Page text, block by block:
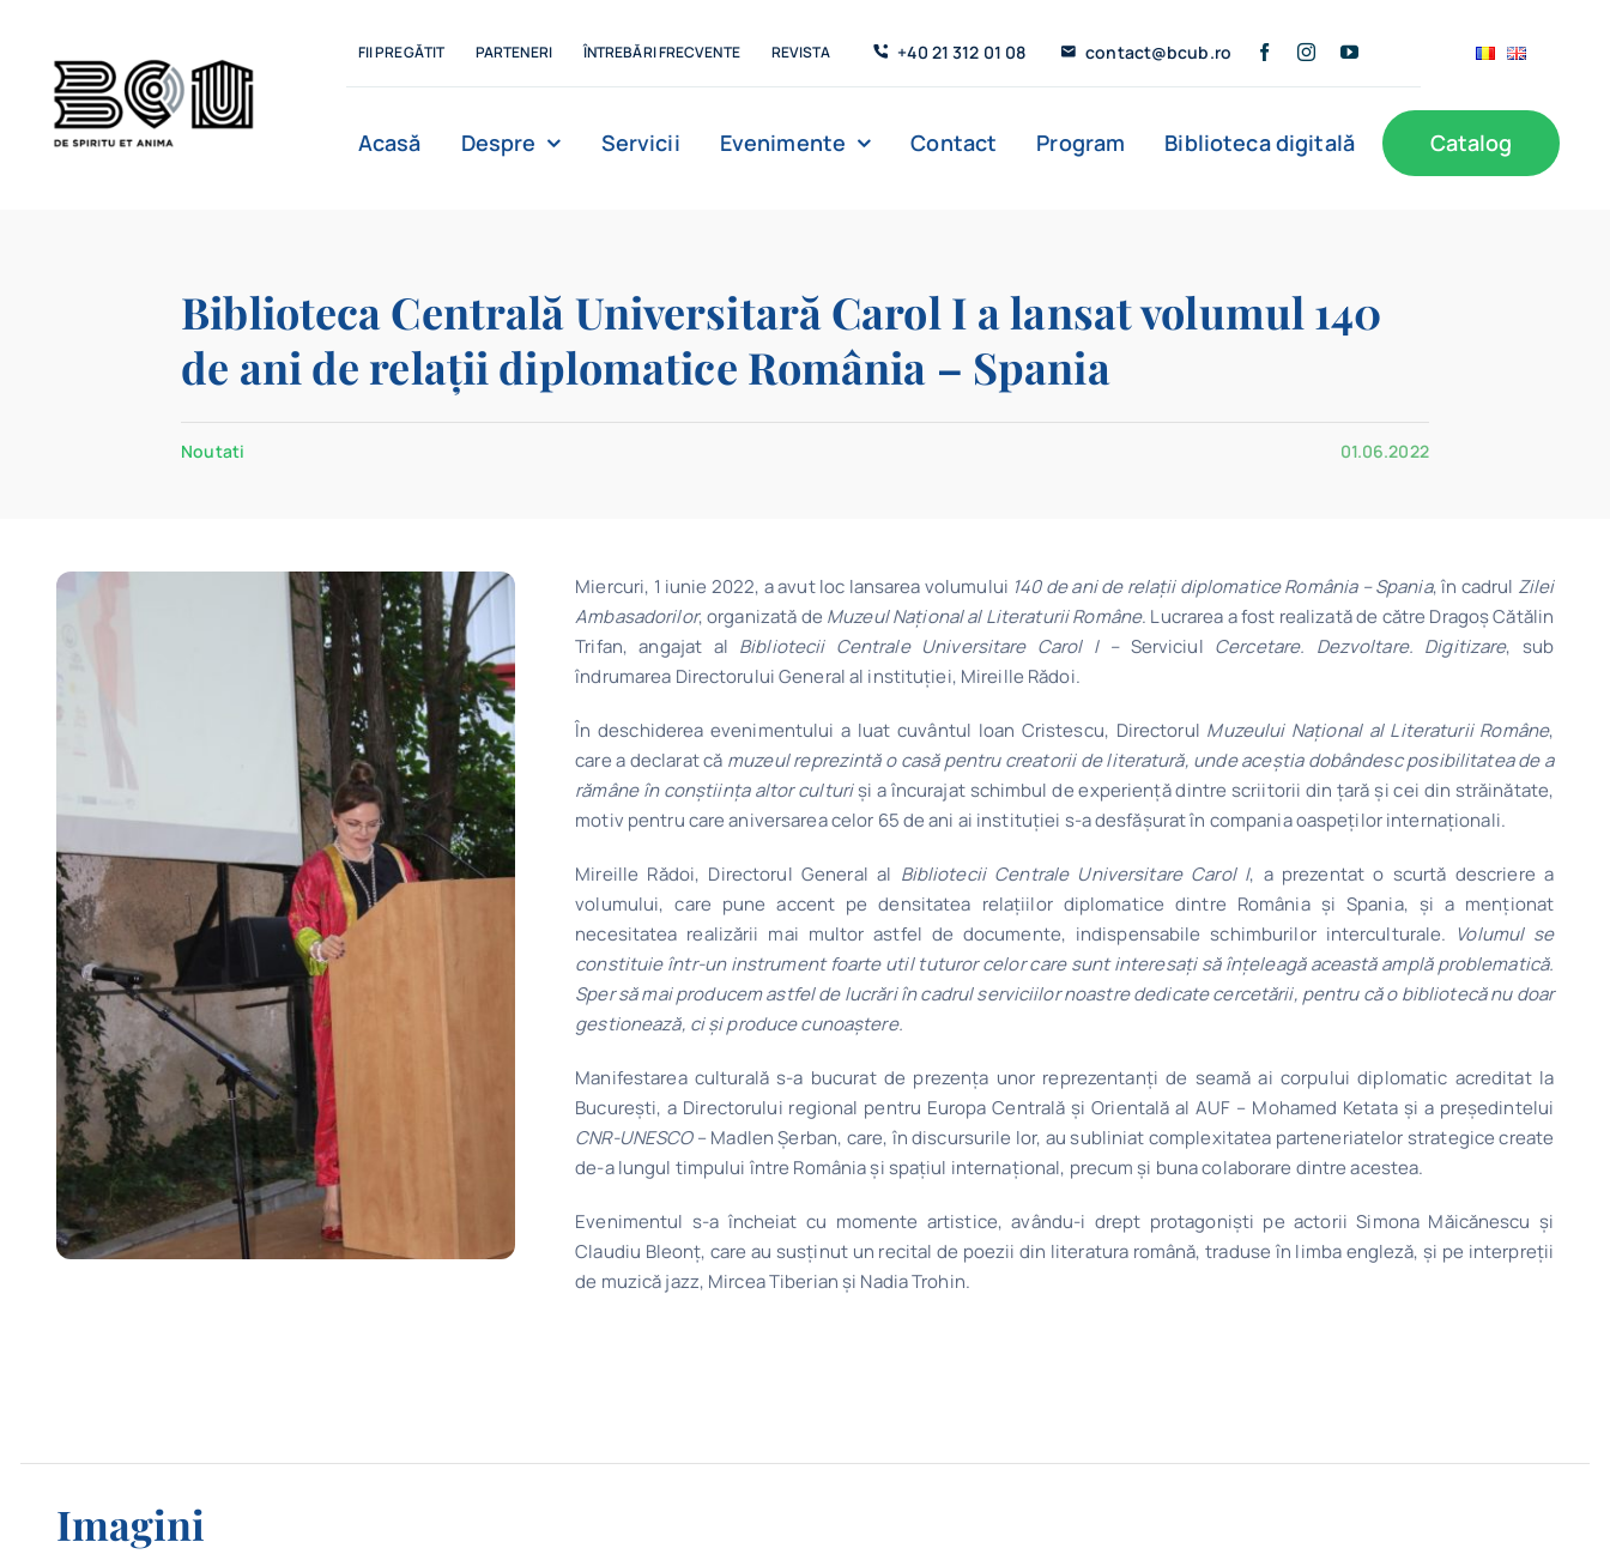
content
FII PREGĂTIT PARTENERI ÎNTREBĂRI FRECVENTE REVISTA +40 21 312 01 08 contact@bcub.ro
Acasă Despre
Departamente
Servicii Evenimente Contact Program Biblioteca digitală Catalog
Biblioteca Centrală Universitară Carol I a lansat volumul 140
de ani de relații diplomatice România – Spania
Noutati 01.06.2022
Miercuri, 1 iunie 2022, a avut loc lansarea volumului 140 de ani de relații diplomatice România – Spania, în cadrul Zilei
Ambasadorilor, organizată de Muzeul Național al Literaturii Române. Lucrarea a fost realizată de către Dragoș Cătălin
Trifan, angajat al Bibliotecii Centrale Universitare Carol I –Serviciul Cercetare. Dezvoltare. Digitizare, sub
îndrumarea Directorului General al instituției, Mireille Rădoi.
În deschiderea evenimentului a luat cuvântul Ioan Cristescu, Directorul Muzeului Național al Literaturii Române,
care a declarat că muzeul reprezintă o casă pentru creatorii de literatură, unde aceștia dobândesc posibilitatea de a
rămâne în conștiința altor culturiși a încurajat schimbul de experiență dintre scriitorii din țară și cei din străinătate,
motiv pentru care aniversarea celor 65 de ani ai instituției s-a desfășurat în compania oaspeților internaționali.
Mireille Rădoi, Directorul General al Bibliotecii Centrale Universitare Carol I, a prezentat o scurtă descriere a
volumului, care pune accent pe densitatea relațiilor diplomatice dintre România și Spania, și a menționat
necesitatea realizării mai multor astfel de documente, indispensabile schimburilor interculturale. Volumul se
constituie într-un instrument foarte util tuturor celor care sunt interesați să înțeleagă această amplă problematică.
Sper să mai producem astfel de lucrări în cadrul serviciilor noastre dedicate cercetării, pentru că o bibliotecă nu doar
gestionează, ci și produce cunoaștere.
Manifestarea culturală s-a bucurat de prezența unor reprezentanți de seamă ai corpului diplomatic acreditat la
București, a Directorului regional pentru Europa Centrală și Orientală al AUF – Mohamed Ketata și a președintelui
CNR-UNESCO– Madlen Șerban, care, în discursurile lor, au subliniat complexitatea parteneriatelor strategice create
de-a lungul timpului între România și spațiul internațional, precum și buna colaborare dintre acestea.
Evenimentul s-a încheiat cu momente artistice, avându-i drept protagoniști pe actorii Simona Măicănescu și
Claudiu Bleonț, care au susținut un recital de poezii din literatura română, traduse în limba engleză, și pe interpreții
de muzică jazz, Mircea Tiberian și Nadia Trohin.
Imagini